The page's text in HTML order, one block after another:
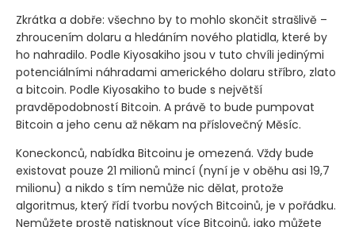
Zkrátka a dobře: všechno by to mohlo skončit strašlivě –
zhroucením dolaru a hledáním nového platidla, které by
ho nahradilo. Podle Kiyosakiho jsou v tuto chvíli jedinými
potenciálními náhradami amerického dolaru stříbro, zlato
a bitcoin. Podle Kiyosakiho to bude s největší
pravděpodobností Bitcoin. A právě to bude pumpovat
Bitcoin a jeho cenu až někam na příslovečný Měsíc.
Koneckonců, nabídka Bitcoinu je omezená. Vždy bude
existovat pouze 21 milionů mincí (nyní je v oběhu asi 19,7
milionu) a nikdo s tím nemůže nic dělat, protože
algoritmus, který řídí tvorbu nových Bitcoinů, je v pořádku.
Nemůžete prostě natisknout více Bitcoinů, jako můžete